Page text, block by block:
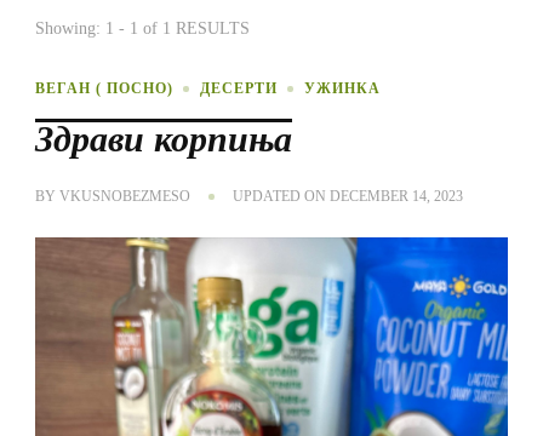
Showing: 1 - 1 of 1 RESULTS
ВЕГАН ( ПОСНО) ДЕСЕРТИ УЖИНКА
Здрави корпиња
BY VKUSNOBEZMESO UPDATED ON DECEMBER 14, 2023